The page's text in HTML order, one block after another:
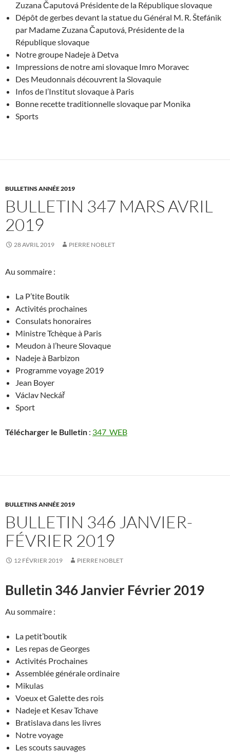
Zuzana Čaputová Présidente de la République slovaque
Dépôt de gerbes devant la statue du Général M. R. Štefánik
par Madame Zuzana Čaputová, Présidente de la
République slovaque
Notre groupe Nadeje à Detva
Impressions de notre ami slovaque Imro Moravec
Des Meudonnais découvrent la Slovaquie
Infos de l’Institut slovaque à Paris
Bonne recette traditionnelle slovaque par Monika
Sports
BULLETINS ANNÉE 2019
BULLETIN 347 MARS AVRIL
2019
28 AVRIL 2019 PIERRE NOBLET
Au sommaire :
La P’tite Boutik
Activités prochaines
Consulats honoraires
Ministre Tchèque à Paris
Meudon à l’heure Slovaque
Nadeje à Barbizon
Programme voyage 2019
Jean Boyer
Václav Neckář
Sport
Télécharger le Bulletin : 347_WEB
BULLETINS ANNÉE 2019
BULLETIN 346 JANVIER-
FÉVRIER 2019
12 FÉVRIER 2019 PIERRE NOBLET
Bulletin 346 Janvier Février 2019
Au sommaire :
La petit’boutik
Les repas de Georges
Activités Prochaines
Assemblée générale ordinaire
Mikulas
Voeux et Galette des rois
Nadeje et Kesav Tchave
Bratislava dans les livres
Notre voyage
Les scouts sauvages